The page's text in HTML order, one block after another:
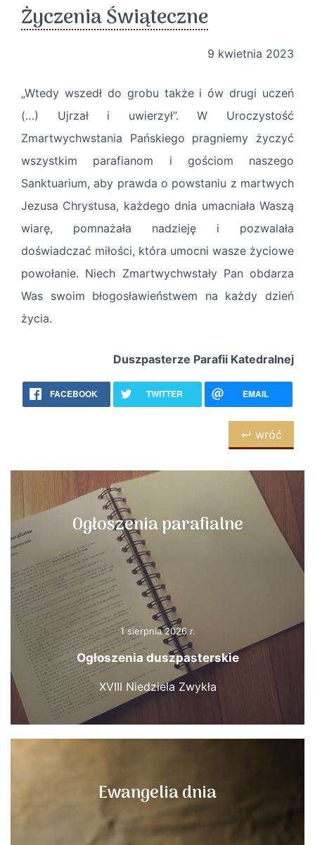
Życzenia Świąteczne
9 kwietnia 2023
„Wtedy wszedł do grobu także i ów drugi uczeń
(…) Ujrzał i uwierzył”. W Uroczystość
Zmartwychwstania Pańskiego pragniemy życzyć
wszystkim parafianom i gościom naszego
Sanktuarium, aby prawda o powstaniu z martwych
Jezusa Chrystusa, każdego dnia umacniała Waszą
wiarę, pomnażała nadzieję i pozwalała
doświadczać miłości, która umocni wasze życiowe
powołanie. Niech Zmartwychwstały Pan obdarza
Was swoim błogosławieństwem na każdy dzień
życia.
Duszpasterze Parafii Katedralnej
FACEBOOK TWITTER EMAIL
↵ wróć
Ogłoszenia parafialne
1 sierpnia 2026 r.
Ogłoszenia duszpasterskie
XVIII Niedziela Zwykła
Ewangelia dnia